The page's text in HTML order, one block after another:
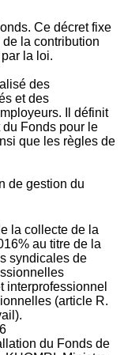
Ce décret fixe
la contribution
la loi.
des
et des
Il définit
du Fonds pour le
que les règles de
de gestion du
la collecte de la
au titre de la
syndicales de
interprofessionnel
(article R.
du Fonds de